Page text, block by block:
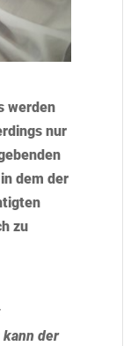
werden
nur
dem der
zu
der